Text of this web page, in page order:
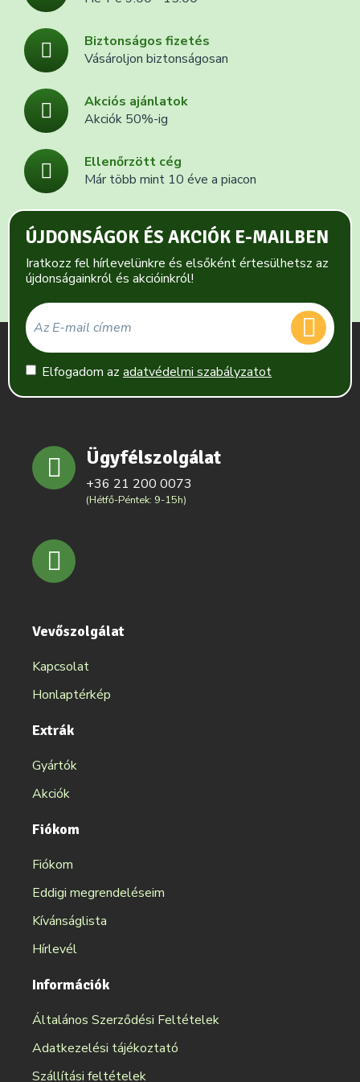
Biztonságos fizetés
Vásároljon biztonságosan
Akciós ajánlatok
Akciók 50%-ig
Ellenőrzött cég
Már több mint 10 éve a piacon
ÚJDONSÁGOK ÉS AKCIÓK E-MAILBEN
Iratkozz fel hírlevelünkre és elsőként értesülhetsz az
újdonságainkról és akcióinkról!
Elfogadom az adatvédelmi szabályzatot
Ügyfélszolgálat
+36 21 200 0073
(Hétfő-Péntek: 9-15h)
Vevőszolgálat
Kapcsolat
Honlaptérkép
Extrák
Gyártók
Akciók
Fiókom
Fiókom
Eddigi megrendeléseim
Kívánságlista
Hírlevél
Információk
Általános Szerződési Feltételek
Adatkezelési tájékoztató
Szállítási feltételek